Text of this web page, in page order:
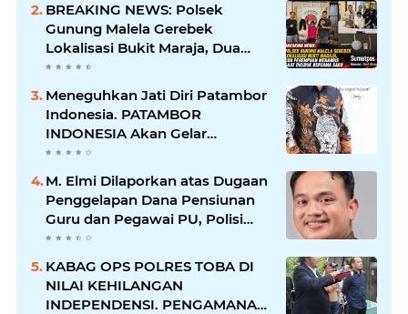
BREAKING NEWS: Polsek
Gunung Malela Gerebek
Lokalisasi Bukit Maraja, Dua
Perempuan Menangis Saat
Diciduk Bersama Sabu
Meneguhkan Jati Diri Patambor
Indonesia. PATAMBOR
INDONESIA Akan Gelar
RAKERNAS II Di Jakarta.
M. Elmi Dilaporkan atas Dugaan
Penggelapan Dana Pensiunan
Guru dan Pegawai PU, Polisi
Pastikan Proses Hukum
KABAG OPS POLRES TOBA DI
NILAI KEHILANGAN
INDEPENDENSI. PENGAMANAN